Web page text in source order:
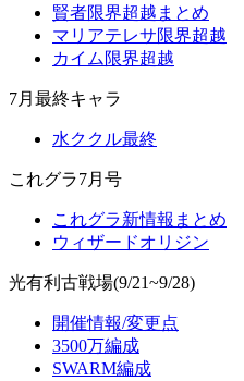
賢者限界超越まとめ
マリアテレサ限界超越
カイム限界超越
7月最終キャラ
水ククル最終
これグラ7月号
これグラ新情報まとめ
ウィザードオリジン
光有利古戦場(9/21~9/28)
開催情報/変更点
3500万編成
SWARM編成